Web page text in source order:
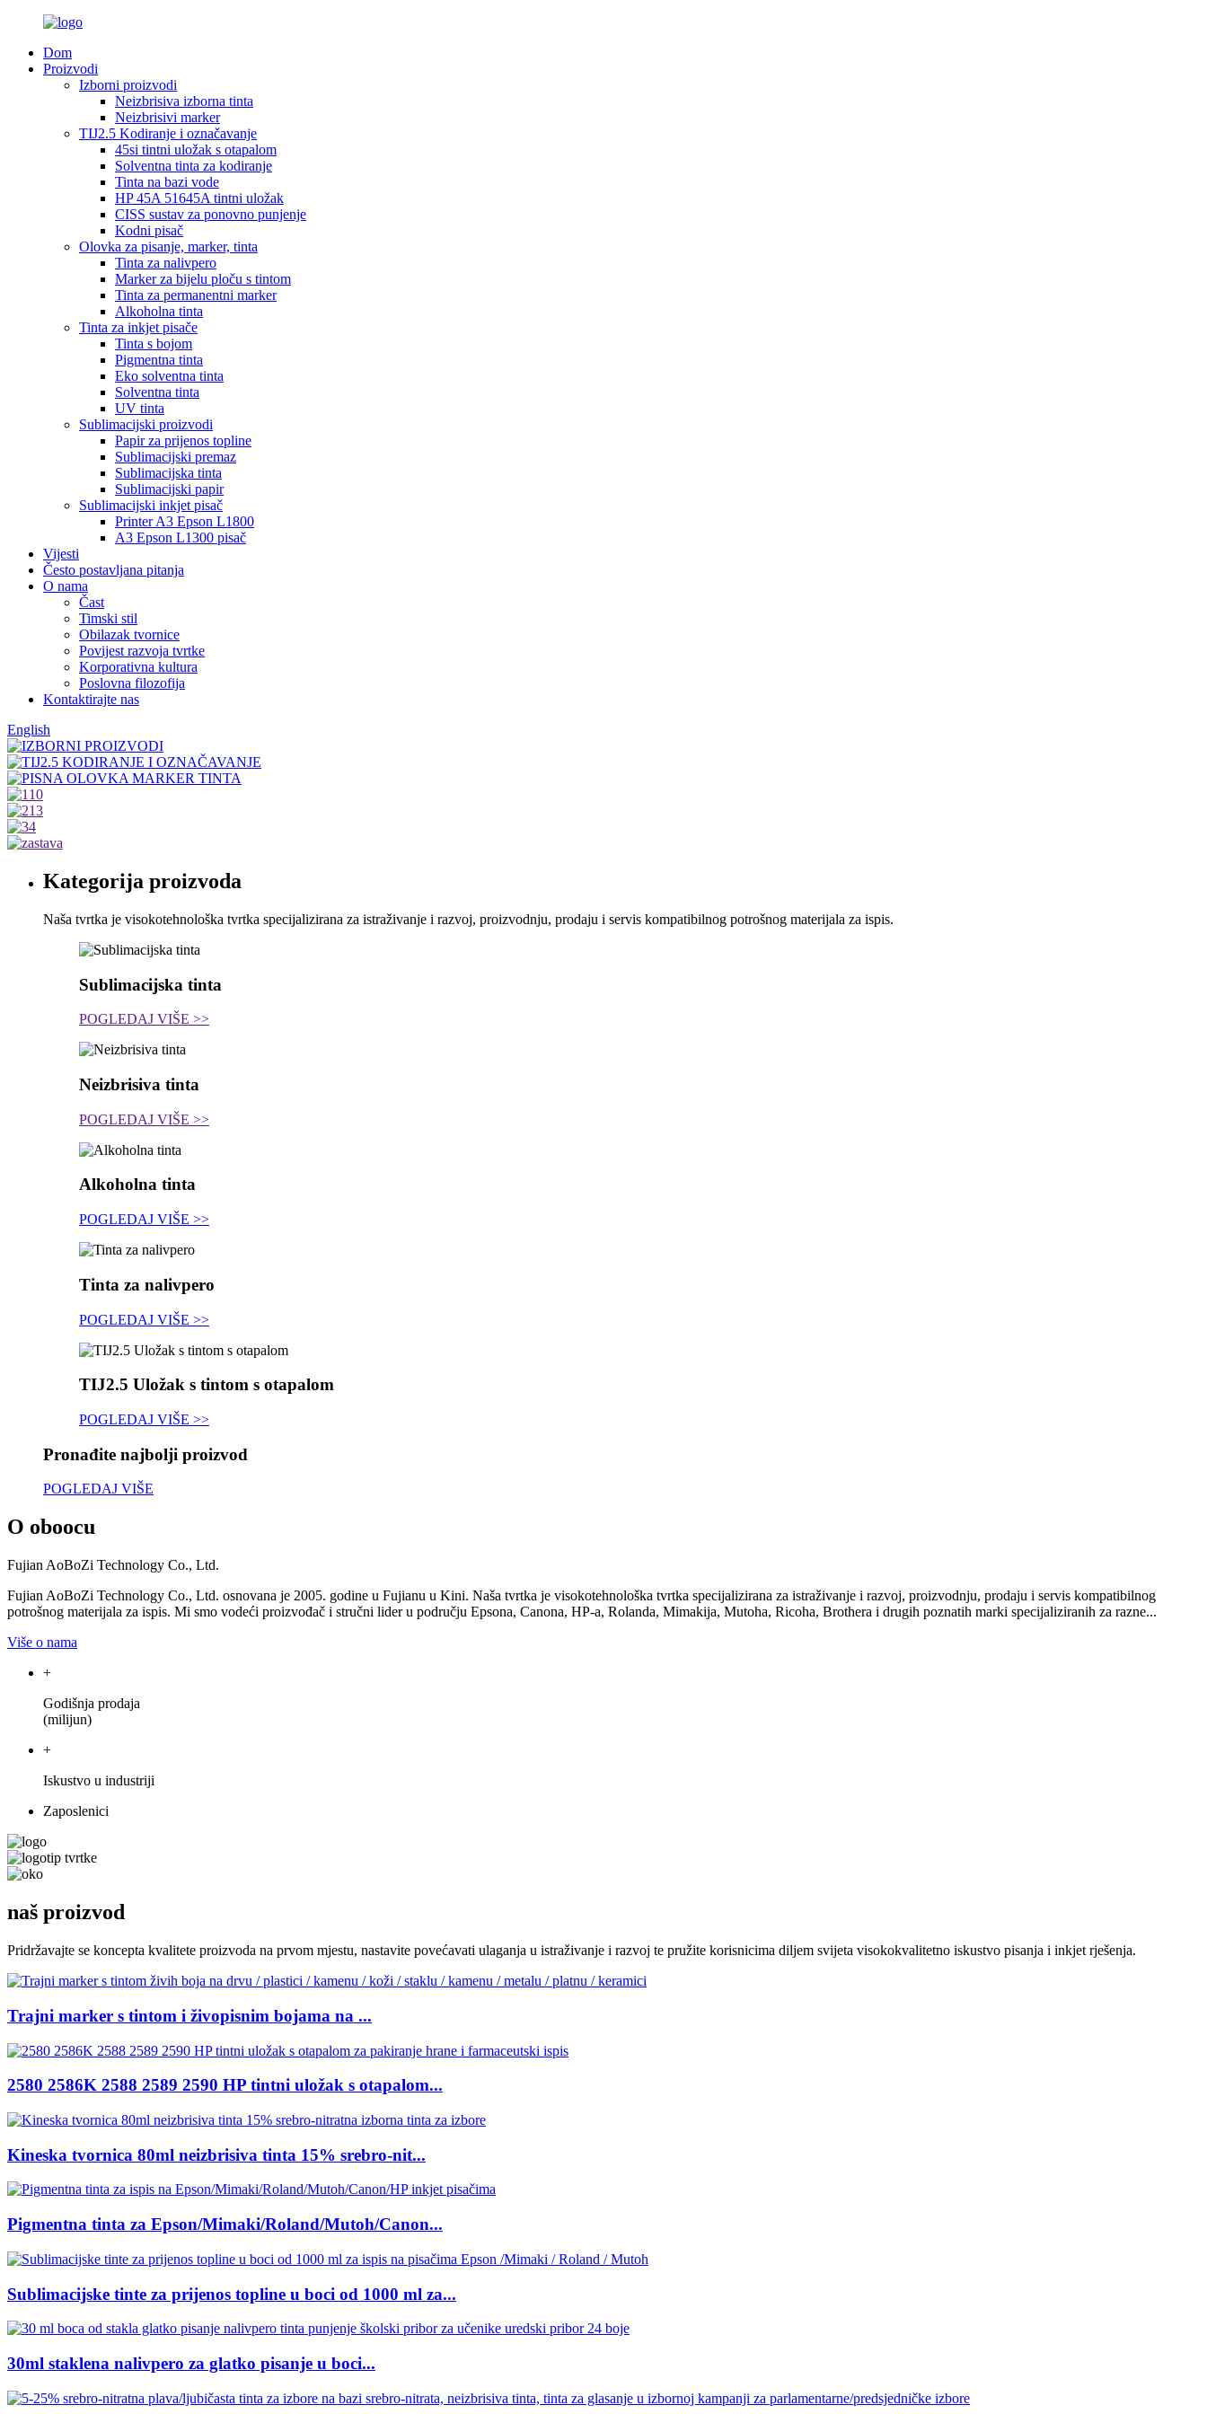
Dom
Proizvodi
Izborni proizvodi
Neizbrisiva izborna tinta
Neizbrisivi marker
TIJ2.5 Kodiranje i označavanje
45si tintni uložak s otapalom
Solventna tinta za kodiranje
Tinta na bazi vode
HP 45A 51645A tintni uložak
CISS sustav za ponovno punjenje
Kodni pisač
Olovka za pisanje, marker, tinta
Tinta za nalivpero
Marker za bijelu ploču s tintom
Tinta za permanentni marker
Alkoholna tinta
Tinta za inkjet pisače
Tinta s bojom
Pigmentna tinta
Eko solventna tinta
Solventna tinta
UV tinta
Sublimacijski proizvodi
Papir za prijenos topline
Sublimacijski premaz
Sublimacijska tinta
Sublimacijski papir
Sublimacijski inkjet pisač
Printer A3 Epson L1800
A3 Epson L1300 pisač
Vijesti
Često postavljana pitanja
O nama
Čast
Timski stil
Obilazak tvornice
Povijest razvoja tvrtke
Korporativna kultura
Poslovna filozofija
Kontaktirajte nas
English
Kategorija proizvoda
Naša tvrtka je visokotehnološka tvrtka specijalizirana za istraživanje i razvoj, proizvodnju, prodaju i servis kompatibilnog potrošnog materijala za ispis.
Sublimacijska tinta
POGLEDAJ VIŠE >>
Neizbrisiva tinta
POGLEDAJ VIŠE >>
Alkoholna tinta
POGLEDAJ VIŠE >>
Tinta za nalivpero
POGLEDAJ VIŠE >>
TIJ2.5 Uložak s tintom s otapalom
POGLEDAJ VIŠE >>
Pronađite najbolji proizvod
POGLEDAJ VIŠE
O oboocu
Fujian AoBoZi Technology Co., Ltd.
Fujian AoBoZi Technology Co., Ltd. osnovana je 2005. godine u Fujianu u Kini. Naša tvrtka je visokotehnološka tvrtka specijalizirana za istraživanje i razvoj, proizvodnju, prodaju i servis kompatibilnog
potrošnog materijala za ispis. Mi smo vodeći proizvođač i stručni lider u području Epsona, Canona, HP-a, Rolanda, Mimakija, Mutoha, Ricoha, Brothera i drugih poznatih marki specijaliziranih za razne...
Više o nama
+
Godišnja prodaja
(milijun)
+
Iskustvo u industriji
Zaposlenici
naš proizvod
Pridržavajte se koncepta kvalitete proizvoda na prvom mjestu, nastavite povećavati ulaganja u istraživanje i razvoj te pružite korisnicima diljem svijeta visokokvalitetno iskustvo pisanja i inkjet rješenja.
Trajni marker s tintom i živopisnim bojama na ...
2580 2586K 2588 2589 2590 HP tintni uložak s otapalom...
Kineska tvornica 80ml neizbrisiva tinta 15% srebro-nit...
Pigmentna tinta za Epson/Mimaki/Roland/Mutoh/Canon...
Sublimacijske tinte za prijenos topline u boci od 1000 ml za...
30ml staklena nalivpero za glatko pisanje u boci...